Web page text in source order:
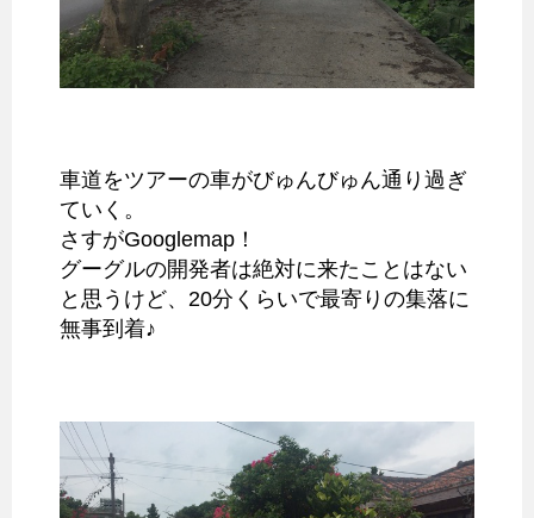
車道をツアーの車がびゅんびゅん通り過ぎ
ていく。
さすがGooglemap！
グーグルの開発者は絶対に来たことはない
と思うけど、20分くらいで最寄りの集落に
無事到着♪